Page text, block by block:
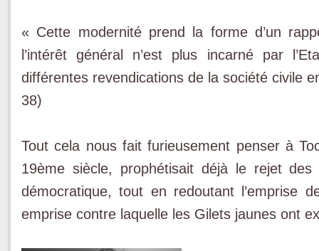
« Cette modernité prend la forme d’un
l’intérêt général n’est plus incarné par
différentes revendications de la société civile
38)
Tout cela nous fait furieusement penser à
19ème siècle, prophétisait déjà le rejet
démocratique, tout en redoutant l’emprise
emprise contre laquelle les Gilets jaunes ont